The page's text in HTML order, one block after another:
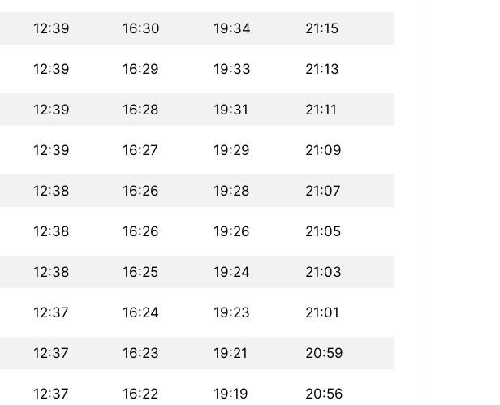
12:39 16:30 19:34 21:15
12:39 16:29 19:33 21:13
12:39 16:28 19:31 21:11
12:39 16:27 19:29 21:09
12:38 16:26 19:28 21:07
12:38 16:26 19:26 21:05
12:38 16:25 19:24 21:03
12:37 16:24 19:23 21:01
12:37 16:23 19:21 20:59
12:37 16:22 19:19 20:56